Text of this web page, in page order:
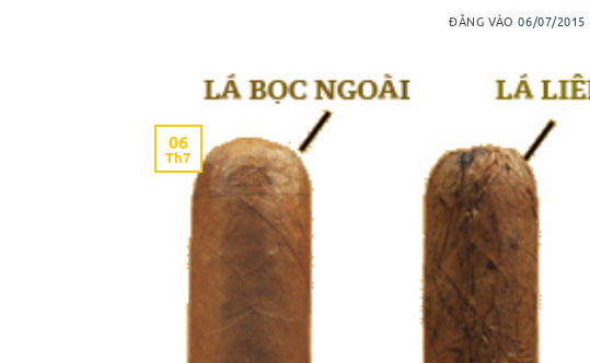
ĐĂNG VÀO06/07/2015
06
Th7